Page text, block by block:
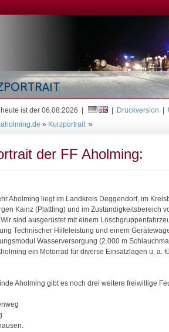
ist der 06.08.2026 | Druckversion
» Kurzportrait»
der FF Aholming:
Aholming liegt im Landkreis Deggendorf, im
Kainz (Plattling) und im Zuständigkeitsbereich
sind ausgerüstet mit einem
Technischer Hilfeleistung und einem
Wasserversorgung (2.000 m
ein Motorrad für diverse Einsatzlagen u. a.
Aholming gibt es noch drei weitere freiwillige